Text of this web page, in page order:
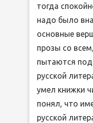
тогда
надо было
основные
прозы со
пытаются
русской
умел книжки
понял, что
русской